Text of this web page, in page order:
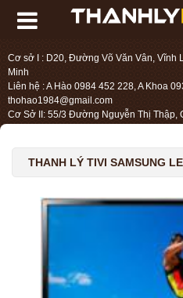
Cơ sở I : D20, Đường Võ Văn Vân, Vĩnh
Minh
Liên hệ : A Hào 0984 452 228, A Khoa
thohao1984@gmail.com
Cơ Sở II: 55/3 Đường Nguyễn Thị Thập,
THANH LÝ TIVI SAMSUNG